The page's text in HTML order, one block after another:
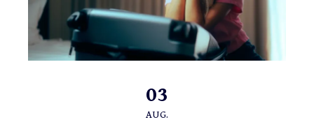
03
AUG.